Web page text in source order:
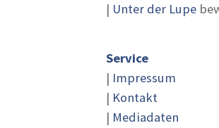
| Unter der Lupe
Service
| Impressum
| Kontakt
| Mediadaten